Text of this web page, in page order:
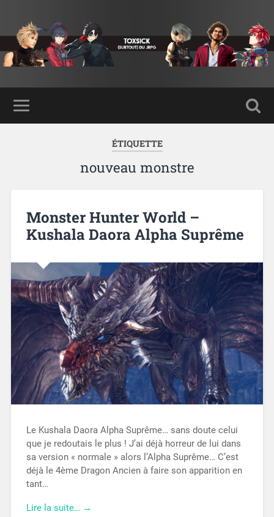
ÉTIQUETTE
nouveau monstre
Monster Hunter World –
Kushala Daora Alpha Suprême
Le Kushala Daora Alpha Suprême… sans doute celui
que je redoutais le plus ! J’ai déjà horreur de lui dans
sa version « normale » alors l’Alpha Suprême… C’est
déjà le 4ème Dragon Ancien à faire son apparition en
tant…
Lire la suite… →